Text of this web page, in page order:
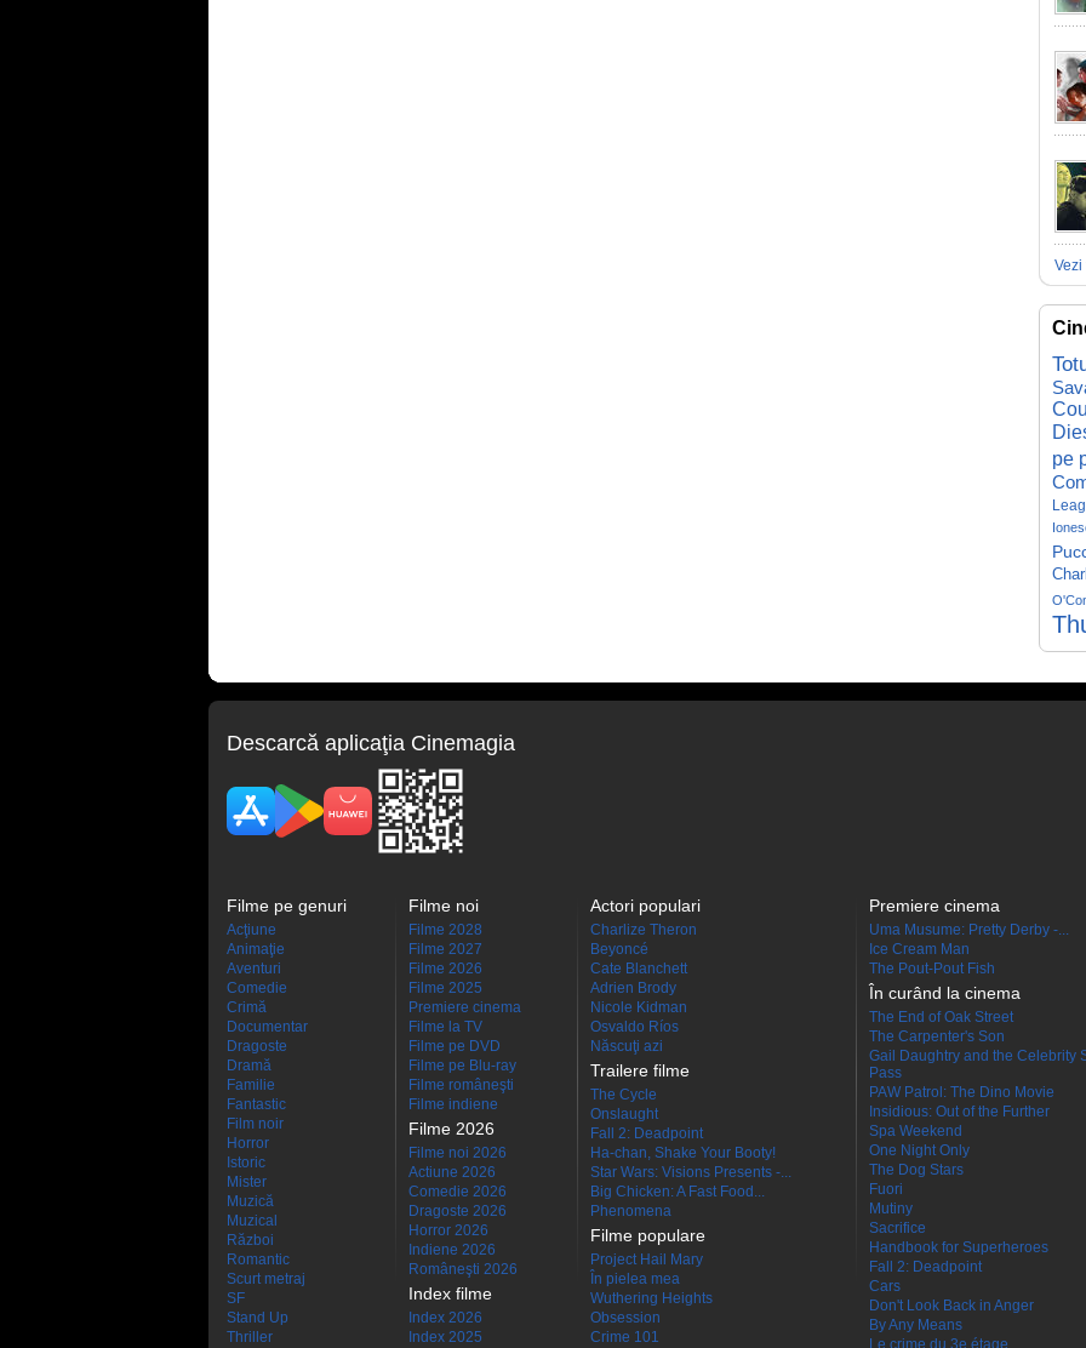
Vezi
pe
Descarcă aplicaţia Cinemagia
Filme pe genuri
Acţiune
Animaţie
Aventuri
Comedie
Crimă
Documentar
Dragoste
Dramă
Familie
Fantastic
Film noir
Horror
Istoric
Mister
Muzică
Muzical
Război
Romantic
Scurt metraj
SF
Stand Up
Thriller
Filme noi
Filme 2028
Filme 2027
Filme 2026
Filme 2025
Premiere cinema
Filme la TV
Filme pe DVD
Filme pe Blu-ray
Filme româneşti
Filme indiene
Filme 2026
Filme noi 2026
Actiune 2026
Comedie 2026
Dragoste 2026
Horror 2026
Indiene 2026
Româneşti 2026
Index filme
Index 2026
Index 2025
Actori populari
Charlize Theron
Beyoncé
Cate Blanchett
Adrien Brody
Nicole Kidman
Osvaldo Ríos
Născuţi azi
Trailere filme
The Cycle
Onslaught
Fall 2: Deadpoint
Ha-chan, Shake Your Booty!
Star Wars: Visions Presents -...
Big Chicken: A Fast Food...
Phenomena
Filme populare
Project Hail Mary
În pielea mea
Wuthering Heights
Obsession
Crime 101
Premiere cinema
Uma Musume: Pretty Derby -...
Ice Cream Man
The Pout-Pout Fish
În curând la cinema
The End of Oak Street
The Carpenter's Son
Gail Daughtry and the Celebrity
Pass
PAW Patrol: The Dino Movie
Insidious: Out of the Further
Spa Weekend
One Night Only
The Dog Stars
Fuori
Mutiny
Sacrifice
Handbook for Superheroes
Fall 2: Deadpoint
Cars
Don't Look Back in Anger
By Any Means
Le crime du 3e étage